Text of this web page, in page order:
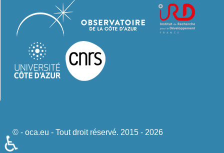
© - oca.eu - Tout droit réservé. 2015 - 2026